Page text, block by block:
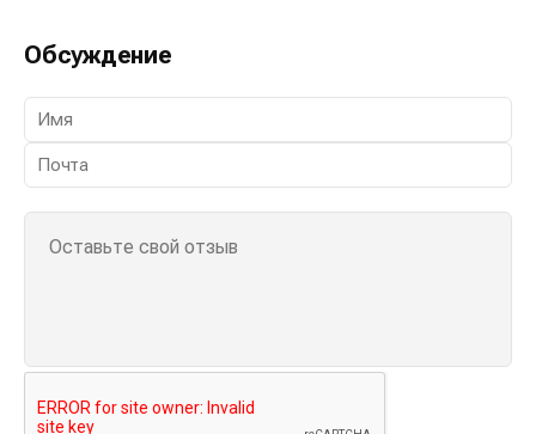
Обсуждение